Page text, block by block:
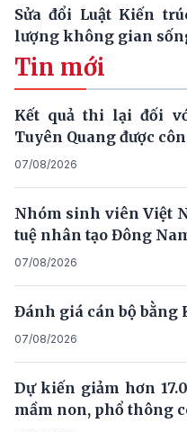
Sửa đổi Luật Kiến
lượng không gian
Tin mới
Kết quả thi lại đối
Tuyên Quang được
07/08/2026
Nhóm sinh viên Việt
tuệ nhân tạo Đông
07/08/2026
Đánh giá cán bộ bằng
07/08/2026
Dự kiến giảm hơn
mầm non, phổ thông